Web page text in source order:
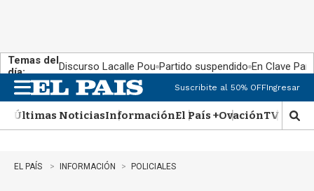
Temas del
día:
Discurso Lacalle Pou Partido suspendido En Clave País
n
u
Suscribite al 50% OFFIngresar
Últimas NoticiasInformaciónEl País +OvaciónTV Show
M
o
EL PAÍS INFORMACIÓN POLICIALES